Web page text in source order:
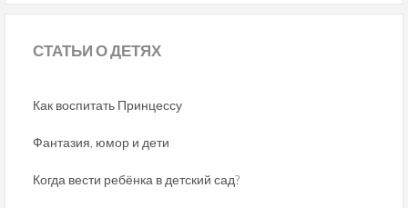
СТАТЬИО ДЕТЯХ
Как воспитать Принцессу
Фантазия, юмор и дети
Когда вести ребёнка в детский сад?